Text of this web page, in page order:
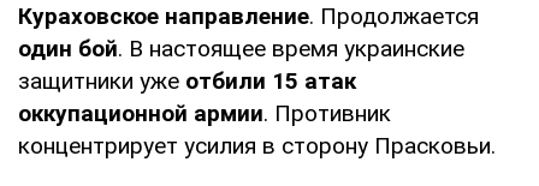
Кураховское направление. Продолжается
один бой. В настоящее время украинские
защитники уже отбили 15 атак
оккупационной армии. Противник
концентрирует усилия в сторону Прасковьи.